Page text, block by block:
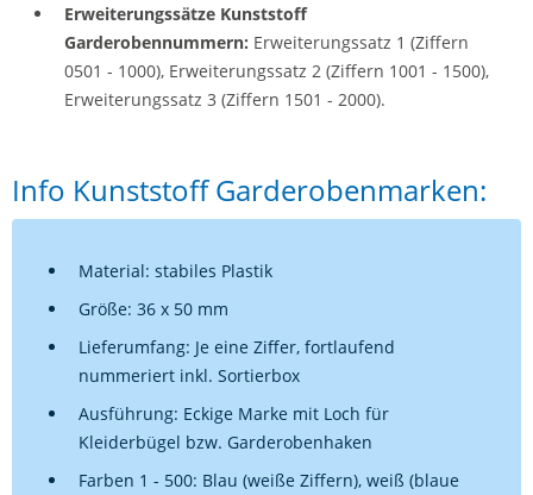
Erweiterungssätze Kunststoff
Garderobennummern: Erweiterungssatz 1 (Ziffern
0501 - 1000), Erweiterungssatz 2 (Ziffern 1001 - 1500),
Erweiterungssatz 3 (Ziffern 1501 - 2000).
Info Kunststoff Garderobenmarken:
Material: stabiles Plastik
Größe: 36 x 50 mm
Lieferumfang: Je eine Ziffer, fortlaufend
nummeriert inkl. Sortierbox
Ausführung: Eckige Marke mit Loch für
Kleiderbügel bzw. Garderobenhaken
Farben 1 - 500: Blau (weiße Ziffern), weiß (blaue